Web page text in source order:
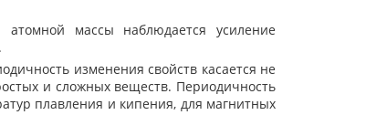
массы наблюдается усиление
изменения свойств касается не
и сложных веществ. Периодичность
плавления и кипения, для магнитных